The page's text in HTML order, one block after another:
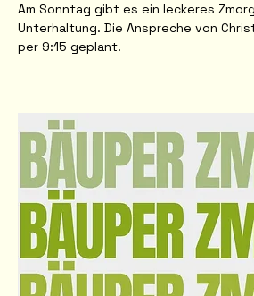
Am Sonntag gibt es ein leckeres
Unterhaltung. Die Anspreche von
per 9:15 geplant.